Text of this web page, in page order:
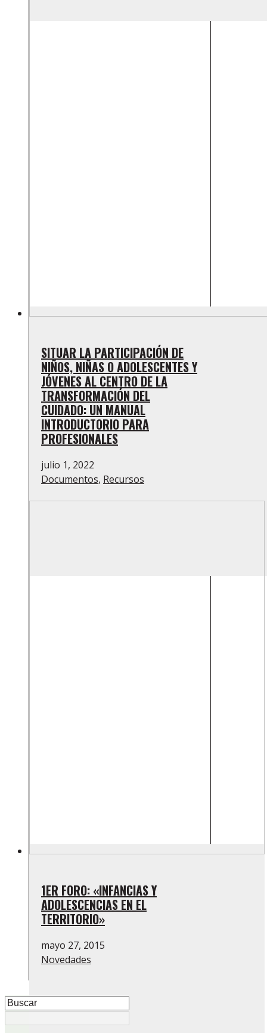
SITUAR LA PARTICIPACIÓN DE
NIÑOS, NIÑAS O ADOLESCENTES Y
JÓVENES AL CENTRO DE LA
TRANSFORMACIÓN DEL
CUIDADO: UN MANUAL
INTRODUCTORIO PARA
PROFESIONALES
julio 1, 2022
Documentos, Recursos
1ER FORO: «INFANCIAS Y
ADOLESCENCIAS EN EL
TERRITORIO»
mayo 27, 2015
Novedades